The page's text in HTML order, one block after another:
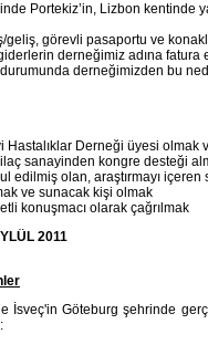
Portekiz’in, Lizbon kentinde
geliş, görevli pasaportu ve
derneğimiz adına
durumunda derneğimizden bu
Hastalıklar Derneği üyesi olmak
sanayinden kongre desteği
edilmiş olan, araştırmayı
ve sunacak kişi olmak
konuşmacı olarak çağrılmak
2011
İsveç'in Göteburg şehrinde